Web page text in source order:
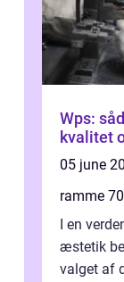
Wps:
kvalitet
05 june
ramme
I en
æstetik
valget af